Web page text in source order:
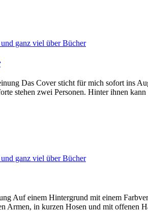
ganz viel über Bücher
Das Cover sticht für mich sofort ins
stehen zwei Personen. Hinter ihnen kann
ganz viel über Bücher
Auf einem Hintergrund mit einem
Armen, in kurzen Hosen und mit offenen